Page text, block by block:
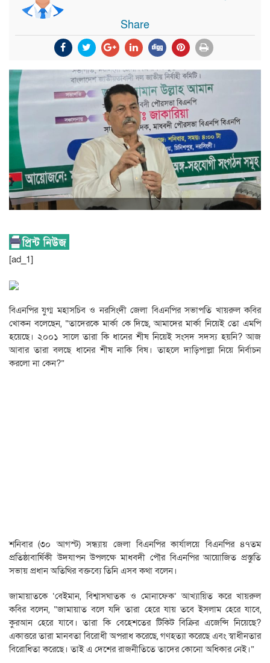
Share
[ad_1]
বিএনপির যুগ্ম মহাসচিব ও নরসিংদী জেলা বিএনপির সভাপতি খায়রুল কবির
খোকন বলেছেন, “তাদেরকে মার্কা কে দিছে, আমাদের মার্কা নিয়েই তো এমপি
হয়েছে। ২০০১ সালে তারা কি ধানের শীষ নিয়েই সংসদ সদস্য হয়নি? আজ
আবার তারা বলছে ধানের শীষ নাকি বিষ। তাহলে দাড়িপাল্লা নিয়ে নির্বাচন
করলো না কেন?”
শনিবার (৩০ আগস্ট) সন্ধ্যায় জেলা বিএনপির কার্যালয়ে বিএনপির ৪৭তম
প্রতিষ্ঠাবার্ষিকী উদযাপন উপলক্ষে মাধবদী পৌর বিএনপির আয়োজিত প্রস্তুতি
সভায় প্রধান অতিথির বক্তব্যে তিনি এসব কথা বলেন।
জামায়াতকে ‘বেইমান, বিশ্বাসঘাতক ও মোনাফেক’ আখ্যায়িত করে খায়রুল
কবির বলেন, “জামায়াত বলে যদি তারা হেরে যায় তবে ইসলাম হেরে যাবে,
কুরআন হেরে যাবে। তারা কি বেহেশতের টিকিট বিক্রির এজেন্সি নিয়েছে?
একাত্তরে তারা মানবতা বিরোধী অপরাধ করেছে, গণহত্যা করেছে এবং স্বাধীনতার
বিরোধিতা করেছে। তাই এ দেশের রাজনীতিতে তাদের কোনো অধিকার নেই।”